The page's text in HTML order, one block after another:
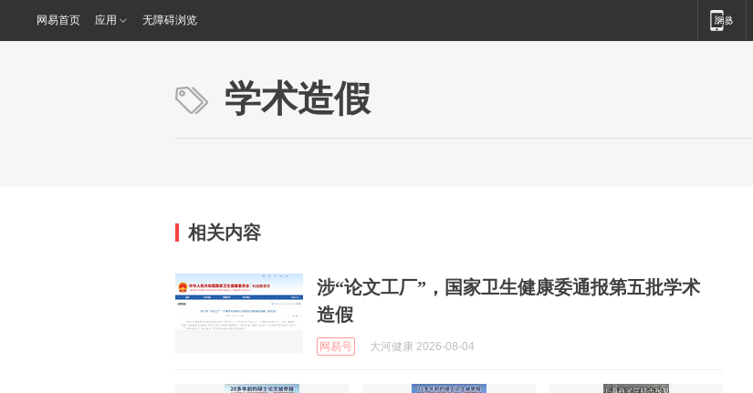
网易首页 应用 无障碍浏览
学术造假
相关内容
涉“论文工厂”，国家卫生健康委通报第五批学术
造假
网易号 大河健康 2026-08-04